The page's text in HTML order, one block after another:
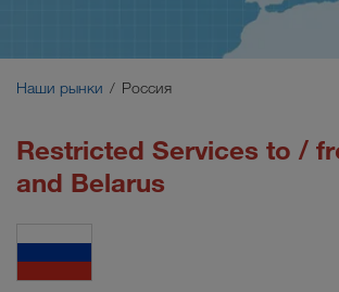
Наши рынки Россия
Restricted Services to /
and Belarus